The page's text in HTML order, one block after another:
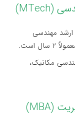
مهندسی
مکانیک،